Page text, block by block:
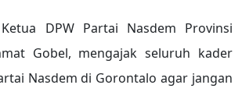
Ketua DPW Partai Nasdem Provinsi
Gobel, mengajak seluruh kader
Nasdem di Gorontalo agar jangan